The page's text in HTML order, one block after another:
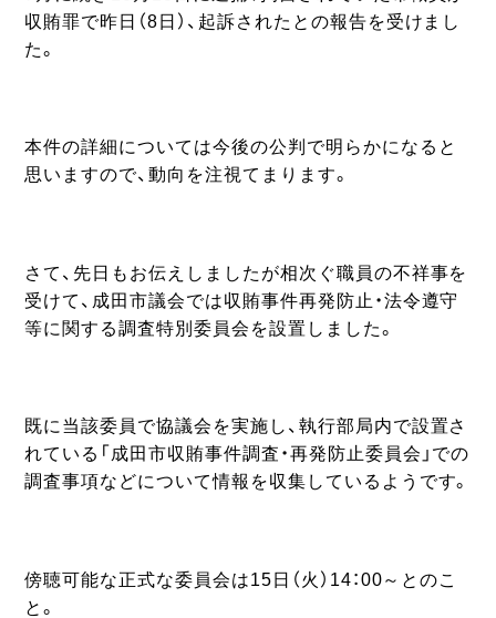
収賄罪で昨日（8日）、起訴されたとの報告を受けまし
た。
本件の詳細については今後の公判で明らかになると
思いますので、動向を注視てまります。
さて、先日もお伝えしましたが相次ぐ職員の不祥事を
受けて、成田市議会では収賄事件再発防止・法令遵守
等に関する調査特別委員会を設置しました。
既に当該委員で協議会を実施し、執行部局内で設置さ
れている「成田市収賄事件調査・再発防止委員会」での
調査事項などについて情報を収集しているようです。
傍聴可能な正式な委員会は15日（火）14：00～とのこ
と。